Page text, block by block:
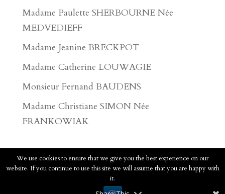
Madame Paulette SHERBOURNE Née
MEDVEDIEFF
Madame Jeanine BRECKPOT
Madame Catherine LOUWAGIE
Monsieur Fernand BAUDENS
Madame Christiane SIMON Née
FRANKOWIAK
2020 - Pompes Funèbres Faucomprez - Tous
Voir les mentions légales
We use cookies to ensure that we give you the best experience on our
website. If you continue to use this site we will assume that you are happy with
it.
Ok